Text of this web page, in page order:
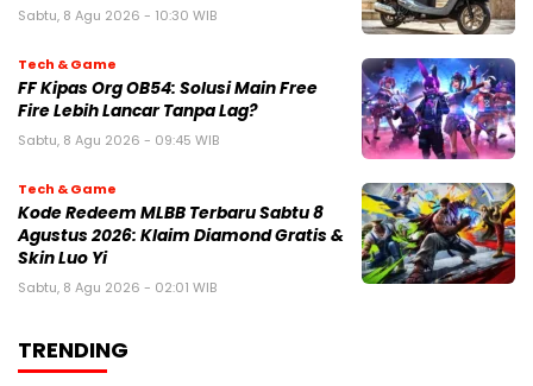
Sabtu, 8 Agu 2026 - 10:30 WIB
Tech & Game
FF Kipas Org OB54: Solusi Main Free
Fire Lebih Lancar Tanpa Lag?
Sabtu, 8 Agu 2026 - 09:45 WIB
Tech & Game
Kode Redeem MLBB Terbaru Sabtu 8
Agustus 2026: Klaim Diamond Gratis &
Skin Luo Yi
Sabtu, 8 Agu 2026 - 02:01 WIB
TRENDING